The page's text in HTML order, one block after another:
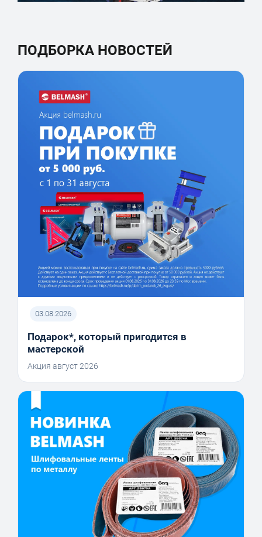
ПОДБОРКА НОВОСТЕЙ
03.08.2026
Подарок*, который пригодится в
мастерской
Акция август 2026